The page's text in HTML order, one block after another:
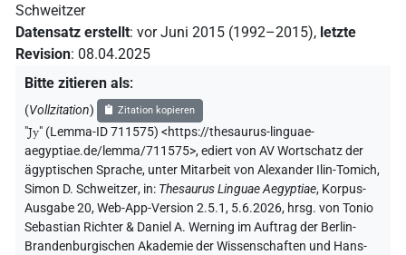
Schweitzer
Datensatz erstellt: vor Juni 2015 (1992–2015), letzte
Revision: 08.04.2025
Bitte zitieren als:
(Vollzitation) Zitation kopieren
"Jy" (Lemma-ID 711575) <https://thesaurus-linguae-
aegyptiae.de/lemma/711575>,ediert von AV Wortschatz der
ägyptischen Sprache, unter Mitarbeit von Alexander Ilin-Tomich,
Simon D. Schweitzer, in: Thesaurus Linguae Aegyptiae, Korpus-
Ausgabe 20, Web-App-Version 2.5.1, 5.6.2026, hrsg. von Tonio
Sebastian Richter & Daniel A. Werning im Auftrag der Berlin-
Brandenburgischen Akademie der Wissenschaften und Hans-